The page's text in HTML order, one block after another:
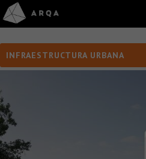
INFRAESTRUCTURA URBANA